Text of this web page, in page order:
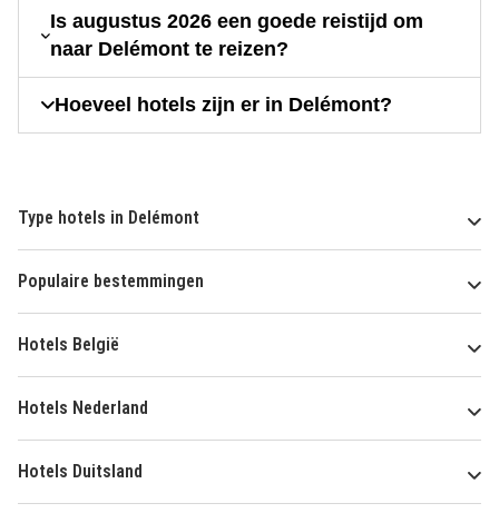
Is augustus 2026 een goede reistijd om
naar Delémont te reizen?
Hoeveel hotels zijn er in Delémont?
Type hotels in Delémont
Populaire bestemmingen
Hotels België
Hotels Nederland
Hotels Duitsland